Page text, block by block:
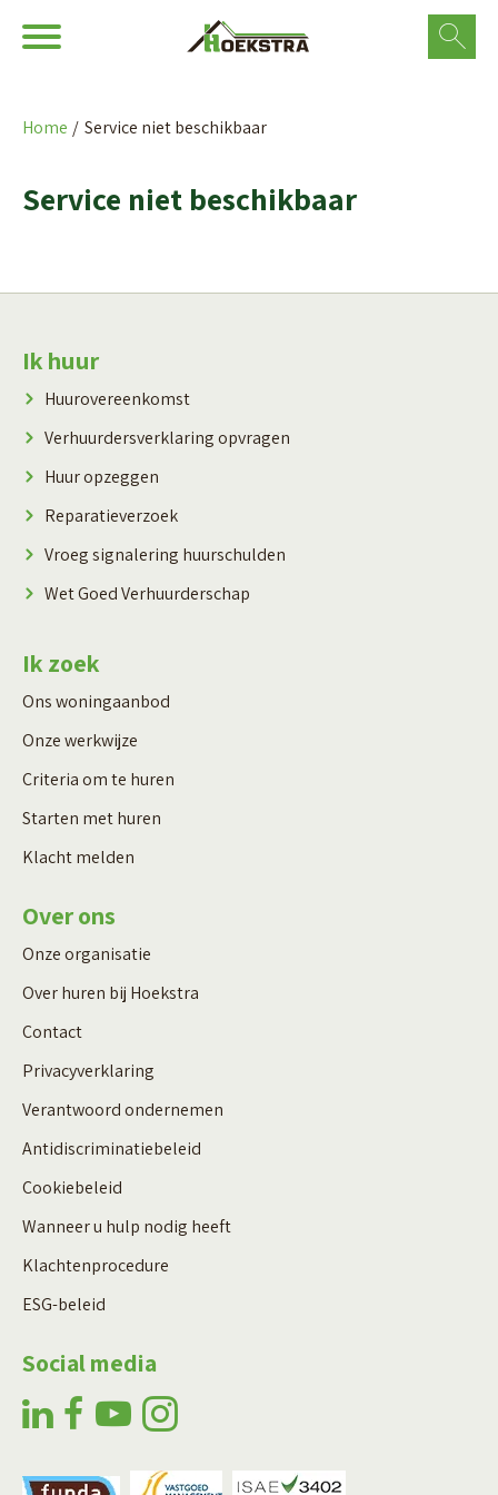
Naar de homepage
Ga naar Hoofd
Home Service niet beschikbaar
Service niet beschikbaar
Contactinformatie
Ik huur
Huurovereenkomst
Verhuurdersverklaring opvragen
Huur opzeggen
Reparatieverzoek
Vroeg signalering huurschulden
Wet Goed Verhuurderschap
Ik zoek
Ons woningaanbod
Onze werkwijze
Criteria om te huren
Starten met huren
Klacht melden
Over ons
Onze organisatie
Over huren bij Hoekstra
Contact
Privacyverklaring
Verantwoord ondernemen
Antidiscriminatiebeleid
Cookiebeleid
Wanneer u hulp nodig heeft
Klachtenprocedure
ESG-beleid
Social media